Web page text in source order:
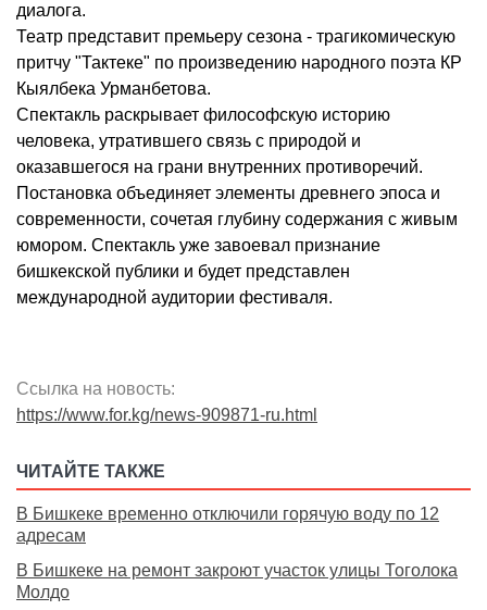
диалога.
Театр представит премьеру сезона - трагикомическую
притчу "Тактеке" по произведению народного поэта КР
Кыялбека Урманбетова.
Спектакль раскрывает философскую историю
человека, утратившего связь с природой и
оказавшегося на грани внутренних противоречий.
Постановка объединяет элементы древнего эпоса и
современности, сочетая глубину содержания с живым
юмором. Спектакль уже завоевал признание
бишкекской публики и будет представлен
международной аудитории фестиваля.
Ссылка на новость:
https://www.for.kg/news-909871-ru.html
ЧИТАЙТЕ ТАКЖЕ
В Бишкеке временно отключили горячую воду по 12
адресам
В Бишкеке на ремонт закроют участок улицы Тоголока
Молдо